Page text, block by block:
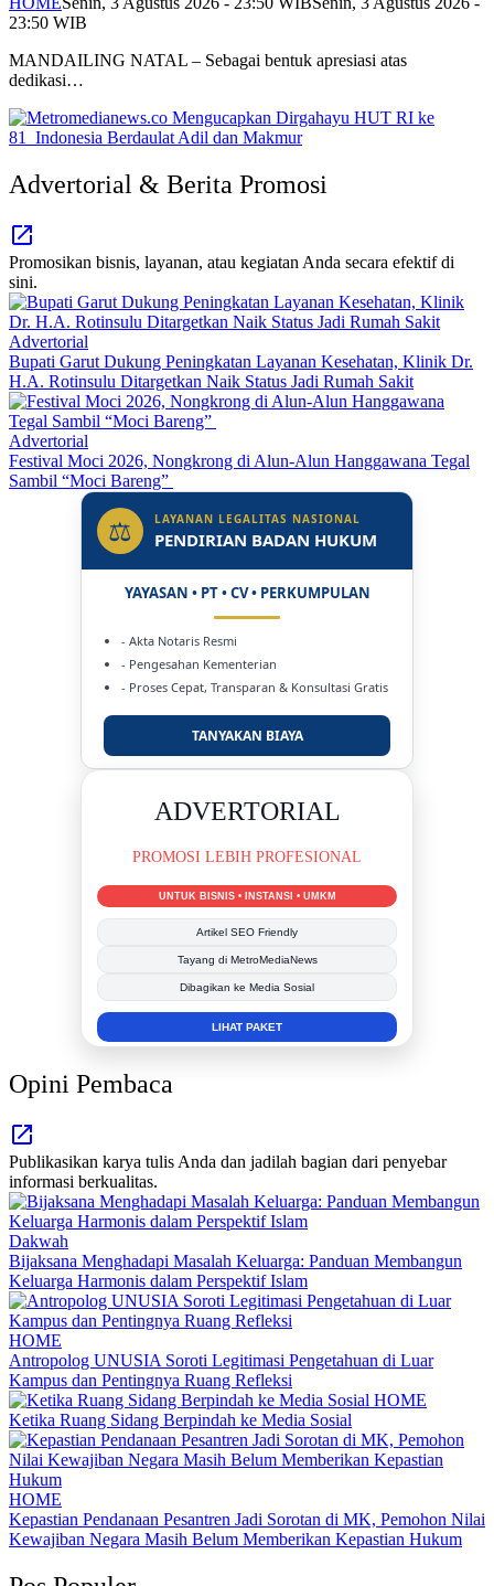
23:50 WIB
MANDAILING NATAL – Sebagai bentuk apresiasi atas
dedikasi…
Advertorial & Berita Promosi
Promosikan bisnis, layanan, atau kegiatan Anda secara efektif di
sini.
Advertorial
Bupati Garut Dukung Peningkatan Layanan Kesehatan, Klinik Dr.
H.A. Rotinsulu Ditargetkan Naik Status Jadi Rumah Sakit
Advertorial
Festival Moci 2026, Nongkrong di Alun-Alun Hanggawana Tegal
Sambil “Moci Bareng”
⚖ LAYANAN LEGALITAS NASIONAL
PENDIRIAN BADAN HUKUM
YAYASAN • PT • CV • PERKUMPULAN
- Akta Notaris Resmi
- Pengesahan Kementerian
- Proses Cepat, Transparan & Konsultasi Gratis
TANYAKAN BIAYA
DUKUNG KAMI
BERSAMA METROMEDIANEWS.CO
MEDIA INFORMASI TERPERCAYA
Publikasi Kegiatan
Berita Promosi
Tingkatkan Branding Anda
INFO SELENGKAPNYA
Opini Pembaca
Publikasikan karya tulis Anda dan jadilah bagian dari penyebar
informasi berkualitas.
Dakwah
Bijaksana Menghadapi Masalah Keluarga: Panduan Membangun
Keluarga Harmonis dalam Perspektif Islam
HOME
Antropolog UNUSIA Soroti Legitimasi Pengetahuan di Luar
Kampus dan Pentingnya Ruang Refleksi
HOME
Ketika Ruang Sidang Berpindah ke Media Sosial
HOME
Kepastian Pendanaan Pesantren Jadi Sorotan di MK, Pemohon Nilai
Kewajiban Negara Masih Belum Memberikan Kepastian Hukum